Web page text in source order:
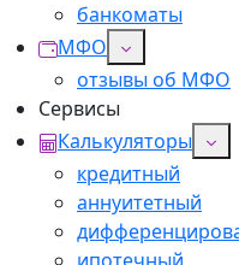
банкоматы
МФО
отзывы об МФО
Сервисы
Калькуляторы
кредитный
аннуитетный